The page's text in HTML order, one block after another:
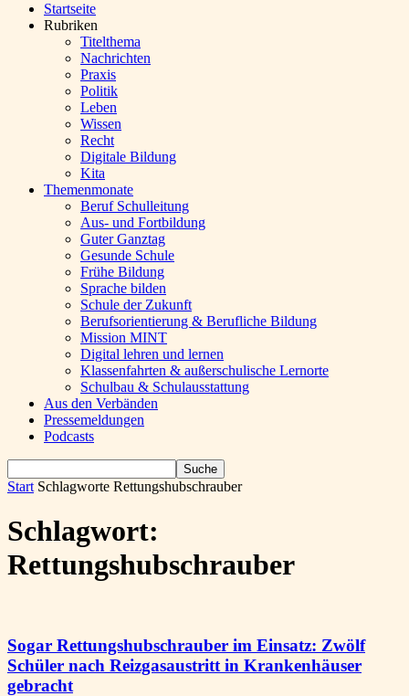
Startseite
Rubriken
Titelthema
Nachrichten
Praxis
Politik
Leben
Wissen
Recht
Digitale Bildung
Kita
Themenmonate
Beruf Schulleitung
Aus- und Fortbildung
Guter Ganztag
Gesunde Schule
Frühe Bildung
Sprache bilden
Schule der Zukunft
Berufsorientierung & Berufliche Bildung
Mission MINT
Digital lehren und lernen
Klassenfahrten & außerschulische Lernorte
Schulbau & Schulausstattung
Aus den Verbänden
Pressemeldungen
Podcasts
Start Schlagworte Rettungshubschrauber
Schlagwort:
Rettungshubschrauber
Sogar Rettungshubschrauber im Einsatz: Zwölf
Schüler nach Reizgasaustritt in Krankenhäuser
gebracht